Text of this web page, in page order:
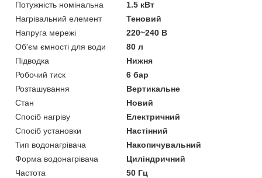
Потужність номінальна
1.5 кВт
Нагрівальний елемент
Теновий
Напруга мережі
220~240 В
Об'єм ємності для води
80 л
Підводка
Нижня
Робочий тиск
6 бар
Розташування
Вертикальне
Стан
Новий
Спосіб нагріву
Електричний
Спосіб установки
Настінний
Тип водонагрівача
Накопичувальний
Форма водонагрівача
Циліндричний
Частота
50 Гц